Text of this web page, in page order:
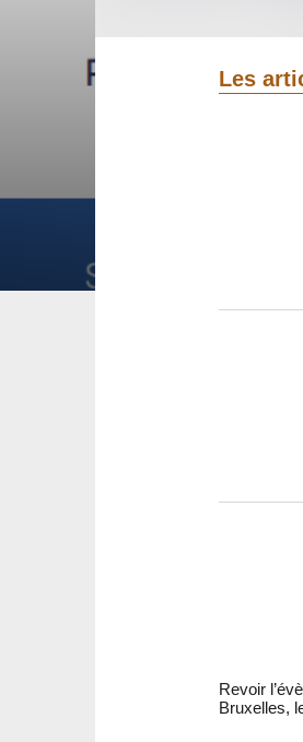
Les
Revoir
Bruxelles,